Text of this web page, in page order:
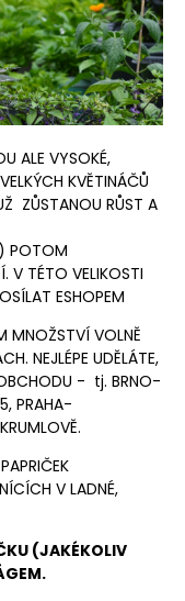
ALE VYSOKÉ,
KVĚTINÁČŮ
ZŮSTANOU RŮST A
POTOM
V TÉTO VELIKOSTI
ESHOPEM
MNOŽSTVÍ VOLNĚ
NEJLÉPE UDĚLÁTE,
- tj. BRNO-
, PRAHA-
V LADNÉ,
(JAKÉKOLIV